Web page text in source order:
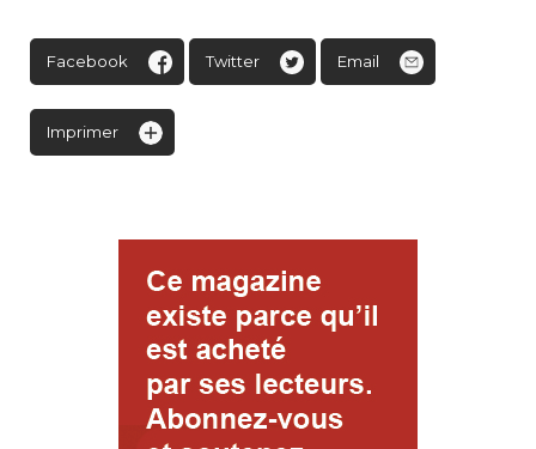
Facebook Twitter Email
Imprimer